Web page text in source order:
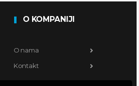
O KOMPANIJI
O nama
Kontakt